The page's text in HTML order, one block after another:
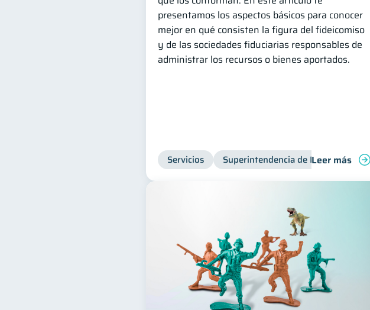
presentamos los aspectos básicos para conocer
mejor en qué consisten la figura del fideicomiso
y de las sociedades fiduciarias responsables de
administrar los recursos o bienes aportados.
Servicios Superintendencia de Bancos
Leer más